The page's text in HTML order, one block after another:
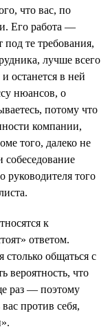
что вас, по
Его работа —
те требования,
лучше всего
останется в ней
нюансов, о
потому что
компании,
того, далеко не
собеседование
руководителя того
к
ответом.
общаться с
вероятность, что
раз — поэтому
против себя,